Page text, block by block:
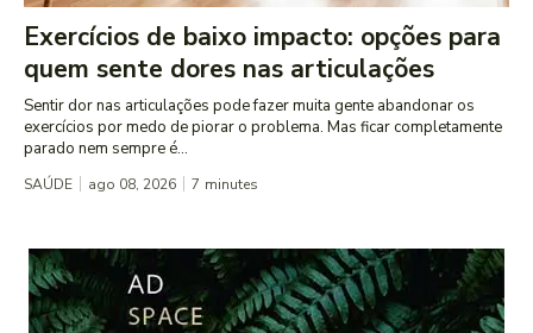
Exercícios de baixo impacto: opções para
quem sente dores nas articulações
Sentir dor nas articulações pode fazer muita gente abandonar os
exercícios por medo de piorar o problema. Mas ficar completamente
parado nem sempre é...
SAÚDE ago 08, 2026 7 minutes